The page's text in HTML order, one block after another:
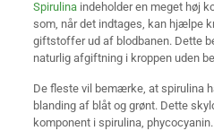
Spirulinaindeholder en meget høj
som, når det indtages, kan hjælpe
giftstoffer ud af blodbanen. Dette
naturlig afgiftning i kroppen uden
De fleste vil bemærke, at spirulina
blanding af blåt og grønt. Dette
komponent i spirulina,